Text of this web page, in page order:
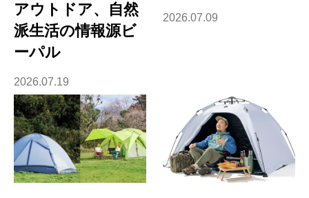
アウトドア、自然
派生活の情報源ビ
ーパル
2026.07.19
2026.07.09